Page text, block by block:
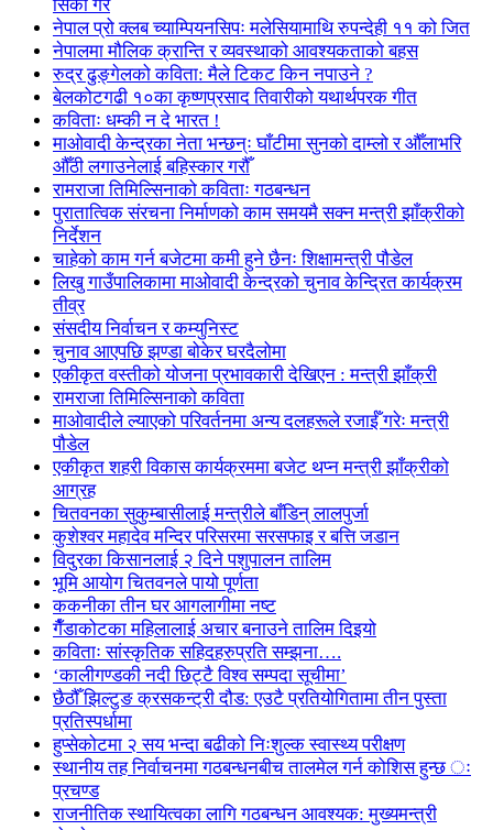
सिको गरे
नेपाल प्रो क्लब च्याम्पियनसिपः मलेसियामाथि रुपन्देही ११ को जित
नेपालमा मौलिक क्रान्ति र व्यवस्थाको आवश्यकताको बहस
रुद्र ढुङ्गेलको कविता: मैले टिकट किन नपाउने ?
बेलकोटगढी १०का कृष्णप्रसाद तिवारीको यथार्थपरक गीत
कविताः धम्की न दे भारत !
माओवादी केन्द्रका नेता भन्छन्ः घाँटीमा सुनको दाम्लो र औँलाभरि
औँठी लगाउनेलाई बहिस्कार गरौँ
रामराजा तिमिल्सिनाको कविताः गठबन्धन
पुरातात्विक संरचना निर्माणको काम समयमै सक्न मन्त्री झाँक्रीको
निर्देशन
चाहेको काम गर्न बजेटमा कमी हुने छैनः शिक्षामन्त्री पौडेल
लिखु गाउँपालिकामा माओवादी केन्द्रको चुनाव केन्द्रित कार्यक्रम
तीव्र
संसदीय निर्वाचन र कम्युनिस्ट
चुनाव आएपछि झण्डा बोकेर घरदैलोमा
एकीकृत वस्तीको योजना प्रभावकारी देखिएन : मन्त्री झाँक्री
रामराजा तिमिल्सिनाको कविता
माओवादीले ल्याएको परिवर्तनमा अन्य दलहरूले रजाईँ गरेः मन्त्री
पौडेल
एकीकृत शहरी विकास कार्यक्रममा बजेट थप्न मन्त्री झाँक्रीको
आग्रह
चितवनका सुकुम्बासीलाई मन्त्रीले बाँडिन् लालपुर्जा
कुशेश्वर महादेव मन्दिर परिसरमा सरसफाइ र बत्ति जडान
विदुरका किसानलाई २ दिने पशुपालन तालिम
भूमि आयोग चितवनले पायो पूर्णता
ककनीका तीन घर आगलागीमा नष्ट
गैँडाकोटका महिलालाई अचार बनाउने तालिम दिइयो
कविताः सांस्कृतिक सहिदहरुप्रति सम्झना….
‘कालीगण्डकी नदी छिट्टै विश्व सम्पदा सूचीमा’
छैठौँ झिल्टुङ क्रसकन्ट्री दौड: एउटै प्रतियोगितामा तीन पुस्ता
प्रतिस्पर्धामा
हुप्सेकोटमा २ सय भन्दा बढीको निःशुल्क स्वास्थ्य परीक्षण
स्थानीय तह निर्वाचनमा गठबन्धनबीच तालमेल गर्न कोशिस हुन्छ ः
प्रचण्ड
राजनीतिक स्थायित्वका लागि गठबन्धन आवश्यक: मुख्यमन्त्री